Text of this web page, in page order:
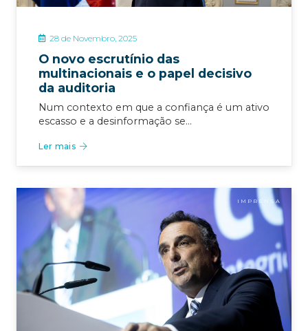
28 de Novembro, 2025
O novo escrutínio das
multinacionais e o papel decisivo
da auditoria
Num contexto em que a confiança é um ativo
escasso e a desinformação se…
Ler mais
IMPRENSA